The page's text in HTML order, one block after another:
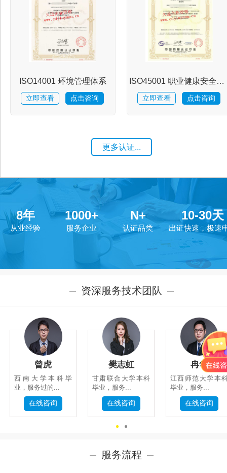
招
聘
ISO14001 环境管理体系
立即查看 点击咨询
ISO45001 职业健康安全管理体系
立即查看 点击咨询
更多认证...
8年
从业经验
1000+
服务企业
N+
认证品类
10-30天
出证快速，极速
资深服务技术团队
曾虎
西南大学本科毕
业，服务过的...
在线咨询
樊志虹
甘肃联合大学本科
毕业，服务...
在线咨询
冉华
江西师范大学本
毕业，服务...
在线咨询
服务流程